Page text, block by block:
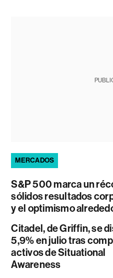
MERCADOS
S&P 500 marca un
sólidos resultados
y el optimismo
Citadel, de Griffin, se
5,9% en julio tras
activos de Situational
Awareness